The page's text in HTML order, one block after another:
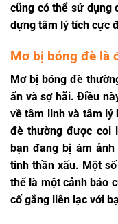
cũng có thể sử dụng
dựng tâm lý tích cực
Mơ bị bóng đè là
Mơ bị bóng đè
ẩn và sợ hãi. Điều
về tâm linh và tâm lý
đè thường được coi
bạn đang bị ám
tinh thần xấu. Một
thể là một cảnh báo
cố gắng liên lạc với